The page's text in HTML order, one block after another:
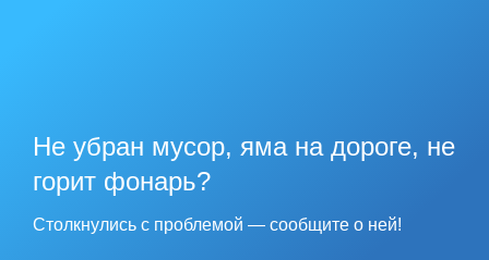
Не убран мусор, яма на дороге, не
горит фонарь?
Столкнулись с проблемой — сообщите о ней!